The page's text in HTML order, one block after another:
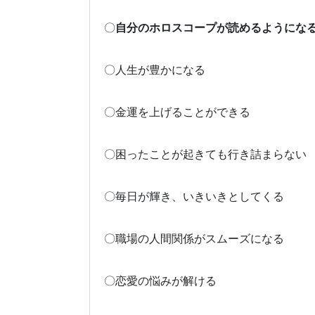
〇自分のホロスコープが読めるようにな
〇人生が豊かになる
〇金運を上げることができる
〇困ったことが起きても行き詰まらない
〇毎日が輝き、いきいきとしてくる
〇職場の人間関係がスムーズになる
〇恋愛の悩みが解ける